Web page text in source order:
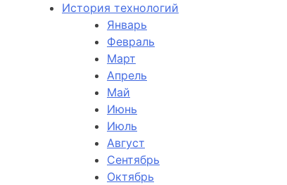
История технологий
Январь
Февраль
Март
Апрель
Май
Июнь
Июль
Август
Сентябрь
Октябрь